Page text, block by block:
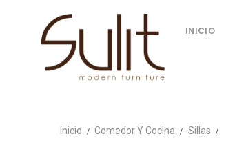
INICIO
Inicio Comedor Y Cocina Sillas